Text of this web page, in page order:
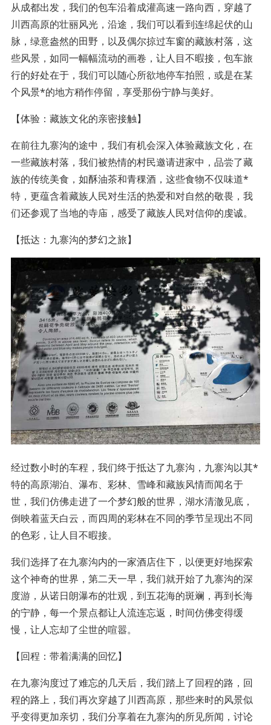
从成都出发，我们的包车沿着成灌高速一路向西，穿越了
川西高原的壮丽风光，沿途，我们可以看到连绵起伏的山
脉，绿意盎然的田野，以及偶尔掠过车窗的藏族村落，这
些风景，如同一幅幅流动的画卷，让人目不暇接，包车旅
行的好处在于，我们可以随心所欲地停车拍照，或是在某
个风景*的地方稍作停留，享受那份宁静与美好。
【体验：藏族文化的亲密接触】
在前往九寨沟的途中，我们有机会深入体验藏族文化，在
一些藏族村落，我们被热情的村民邀请进家中，品尝了藏
族的传统美食，如酥油茶和青稞酒，这些食物不仅味道*
特，更蕴含着藏族人民对生活的热爱和对自然的敬畏，我
们还参观了当地的寺庙，感受了藏族人民对信仰的虔诚。
【抵达：九寨沟的梦幻之旅】
经过数小时的车程，我们终于抵达了九寨沟，九寨沟以其*
特的高原湖泊、瀑布、彩林、雪峰和藏族风情而闻名于
世，我们仿佛走进了一个梦幻般的世界，湖水清澈见底，
倒映着蓝天白云，而四周的彩林在不同的季节呈现出不同
的色彩，让人目不暇接。
我们选择了在九寨沟内的一家酒店住下，以便更好地探索
这个神奇的世界，第二天一早，我们就开始了九寨沟的深
度游，从诺日朗瀑布的壮观，到五花海的斑斓，再到长海
的宁静，每一个景点都让人流连忘返，时间仿佛变得缓
慢，让人忘却了尘世的喧嚣。
【回程：带着满满的回忆】
在九寨沟度过了难忘的几天后，我们踏上了回程的路，回
程的路上，我们再次穿越了川西高原，那些来时的风景似
乎变得更加亲切，我们分享着在九寨沟的所见所闻，讨论